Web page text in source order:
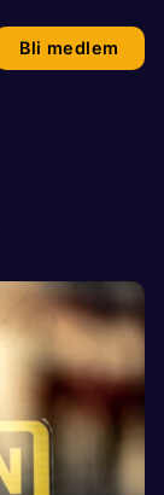
Bli medlem